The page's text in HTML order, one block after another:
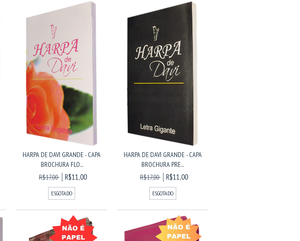
HARPA DE DAVI GRANDE - CAPA
BROCHURA FLO...
R$17,00
R$11,00
ESGOTADO
HARPA DE DAVI GRANDE - CAPA
BROCHURA PRE...
R$17,00
R$11,00
ESGOTADO